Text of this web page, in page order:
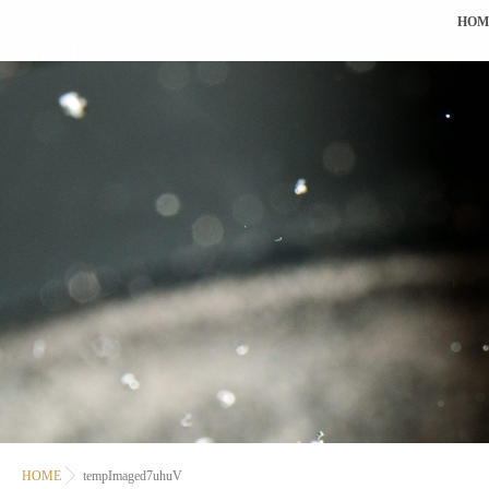
HOME tempImaged7uhuV